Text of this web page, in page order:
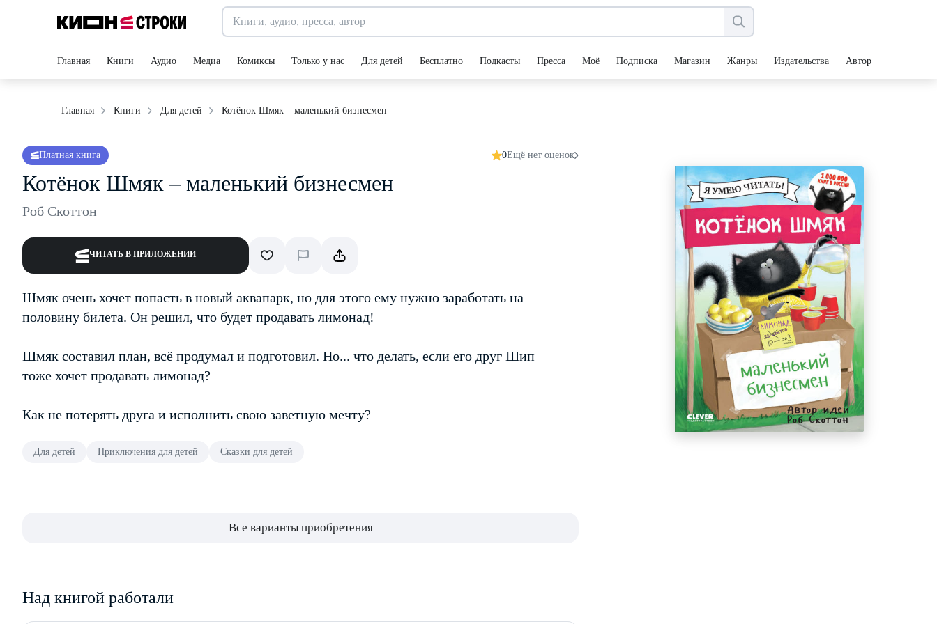
Главная Книги Аудио Медиа Комиксы Только у нас Для детей Бесплатно Подкасты Пресса Моё Подписка Магазин Жанры Издательства Авторы
Главная Книги Для детей Котёнок Шмяк – маленький бизнесмен
Платная книга 0Ещё нет оценок
Котёнок Шмяк – маленький бизнесмен
Роб Скоттон
ЧИТАТЬ В ПРИЛОЖЕНИИ
Шмяк очень хочет попасть в новый аквапарк, но для этого ему нужно заработать на
половину билета. Он решил, что будет продавать лимонад!
Шмяк составил план, всё продумал и подготовил. Но... что делать, если его друг Шип
тоже хочет продавать лимонад?
Как не потерять друга и исполнить свою заветную мечту?
Для детей Приключения для детей Сказки для детей
Все варианты приобретения
Над книгой работали